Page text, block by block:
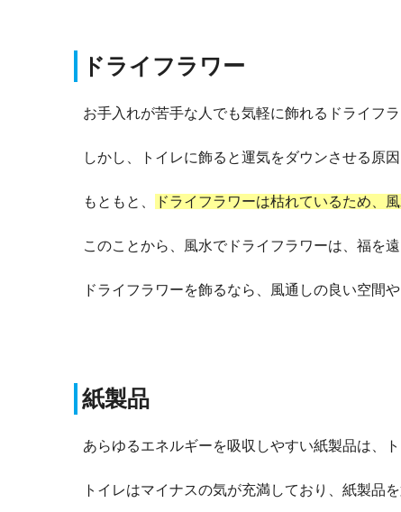
ドライフラワー
お手入れが苦手な人でも気軽に飾れるドライフラ
しかし、トイレに飾ると運気をダウンさせる原
もともと、 ドライフラワーは枯れているため、
このことから、風水でドライフラワーは、福を
ドライフラワーを飾るなら、風通しの良い空間
紙製品
あらゆるエネルギーを吸収しやすい紙製品は、
トイレはマイナスの気が充満しており、紙製品